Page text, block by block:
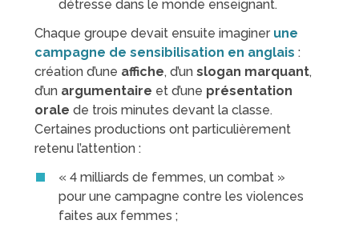
détresse dans le monde enseignant.
Chaque groupe devait ensuite imaginer une
campagne de sensibilisation en anglais :
création d’une affiche, d’unslogan marquant,
d’un argumentaire et d’une présentation
orale de trois minutes devant la classe.
Certaines productions ont particulièrement
retenu l’attention :
« 4 milliards de femmes, un combat »
pour une campagne contre les violences
faites aux femmes ;